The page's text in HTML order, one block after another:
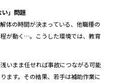
」問題
体の時間が決まっている、他職種の
が動く…。こうした環境では、教育
いまま任せれば事故につながる可能
ます。その結果、若手は補助作業に